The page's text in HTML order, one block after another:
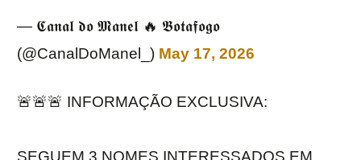
— 𝕮𝖆𝖓𝖆𝖑 𝖉𝖔 𝕸𝖆𝖓𝖊𝖑 🔥 𝕭𝖔𝖙𝖆𝖋𝖔𝖌𝖔
(@CanalDoManel_) May 17, 2026
🚨🚨🚨 INFORMAÇÃO EXCLUSIVA: